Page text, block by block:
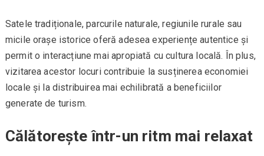
Satele tradiționale, parcurile naturale, regiunile rurale sau
micile orașe istorice oferă adesea experiențe autentice și
permit o interacțiune mai apropiată cu cultura locală. În plus,
vizitarea acestor locuri contribuie la susținerea economiei
locale și la distribuirea mai echilibrată a beneficiilor
generate de turism.
Călătorește într-un ritm mai relaxat